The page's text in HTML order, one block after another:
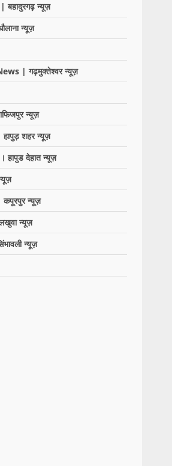
न्यूज़
न्यूज़
| गढ़मुक्तेश्वर न्यूज़
न्यूज़
शहर न्यूज़
देहात न्यूज़
न्यूज़
न्यूज़
न्यूज़